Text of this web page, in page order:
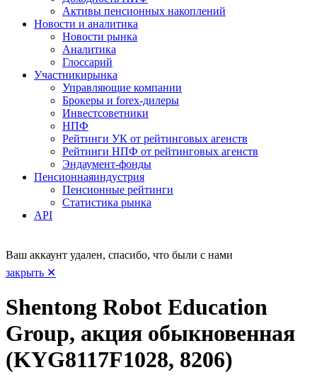
Активы пенсионных накоплений
Новости и аналитика
Новости рынка
Аналитика
Глоссарий
Участникирынка
Управляющие компании
Брокеры и forex-дилеры
Инвестсоветники
НПФ
Рейтинги УК от рейтинговых агенств
Рейтинги НПФ от рейтинговых агенств
Эндаумент-фонды
Пенсионнаяиндустрия
Пенсионные рейтинги
Статистика рынка
API
Ваш аккаунт удален, спасибо, что были с нами
закрыть ✕
Shentong Robot Education
Group, акция обыкновенная
(KYG8117F1028, 8206)